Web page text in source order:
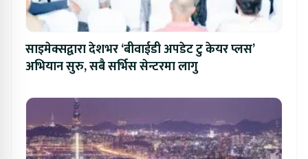
साइमेक्सद्वारा देशभर ‘बीवाईडी अपडेट टु केयर प्लस’
अभियान सुरु, सबै सर्भिस सेन्टरमा लागु